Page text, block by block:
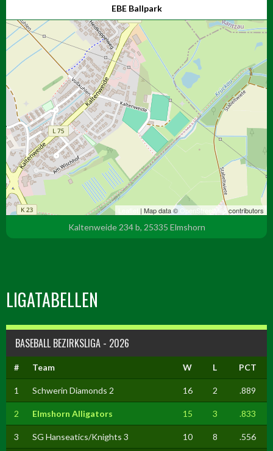
EBE Ballpark
Leaflet | Map data © OpenStreetMapcontributors
Kaltenweide 234 b, 25335 Elmshorn
LIGATABELLEN
BASEBALL BEZIRKSLIGA - 2026
# Team W L PCT
1 Schwerin Diamonds 2 16 2 .889
2 Elmshorn Alligators 15 3 .833
3 SG Hanseatics/Knights 3 10 8 .556